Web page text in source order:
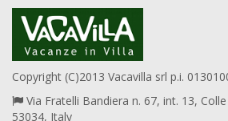
Copyright (C)2013 Vacavilla srl p.i.
Via Fratelli Bandiera n. 67, int. 13,
53034, Italy